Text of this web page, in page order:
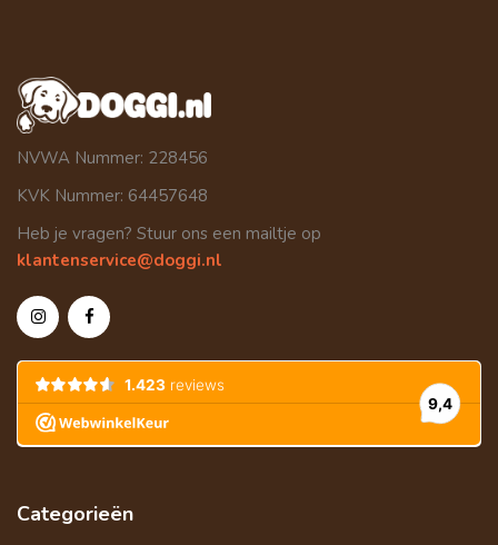
NVWA Nummer: 228456
KVK Nummer: 64457648
Heb je vragen? Stuur ons een mailtje op
klantenservice@doggi.nl
Categorieën